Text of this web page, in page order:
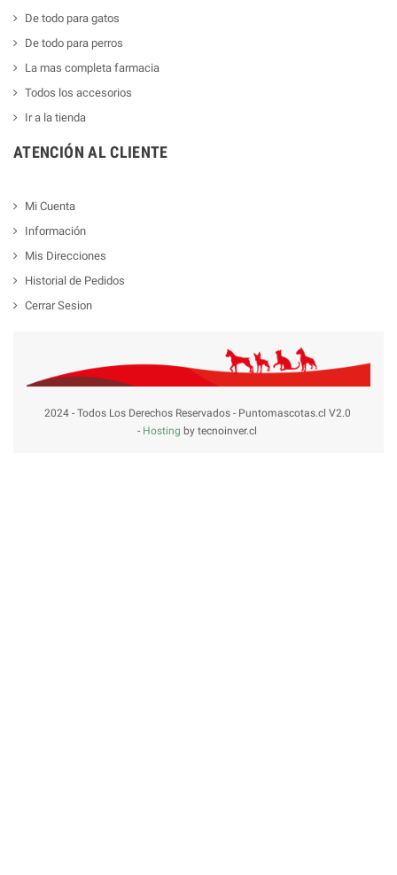
De todo para gatos
De todo para perros
La mas completa farmacia
Todos los accesorios
Ir a la tienda
ATENCIÓN AL CLIENTE
Mi Cuenta
Información
Mis Direcciones
Historial de Pedidos
Cerrar Sesion
2024 - Todos Los Derechos Reservados - Puntomascotas.cl V2.0
- Hosting by tecnoinver.cl